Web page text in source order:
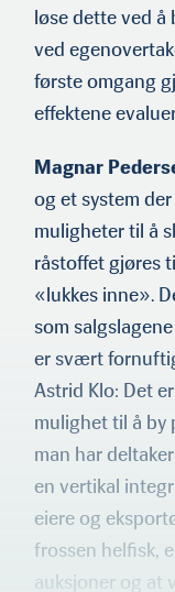
løse dette ved å
ved
første omgang
effektene
Magnar
og et system
muligheter til å
råstoffet gjøres
«lukkes inne».
som
er svært
Astrid Klo: Det
mulighet til å by
man har
en vertikal
eiere og
frossen helfisk,
auksjoner og at